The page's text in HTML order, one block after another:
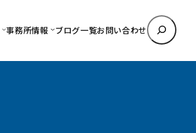
事務所情報 ブログ一覧お問い合わせ
検
索